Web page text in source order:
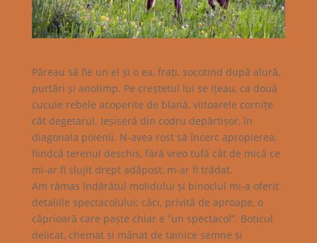
Păreau să fie un el și o ea, frați, socotind după alură,
purtări și anotimp. Pe creștetul lui se ițeau, ca două
cucuie rebele acoperite de blană, viitoarele cornițe
cât degetarul. Ieșiseră din codru depărtișor, în
diagonala poienii. N-avea rost să încerc apropierea,
fiindcă terenul deschis, fără vreo tufă cât de mică ce
mi-ar fi slujit drept adăpost, m-ar fi trădat.
Am rămas îndărătul molidului și binoclul mi-a oferit
detaliile spectacolului; căci, privită de aproape, o
căprioară care paște chiar e ”un spectacol”. Boticul
delicat, chemat și mânat de tainice semne și